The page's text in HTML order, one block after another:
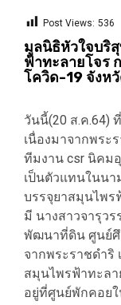
Post Views: 536
มูลนิธิหัวใจบริ
ฟ้าทะลายโจร
โควิด-19 จังหวั
วันนี้(20 ส.ค.64)
เนื่องมาจากพระ
ทีมงาน csr นิคม
เป็นตัวแทนในน
บรรจุยาสมุนไพร
มี นางสาวจารุว
พัฒนาที่ดิน ศูนย์ศึ
จากพระราชดำริ
สมุนไพรฟ้าทะลา
อยู่ที่ศูนย์พักคอยใ